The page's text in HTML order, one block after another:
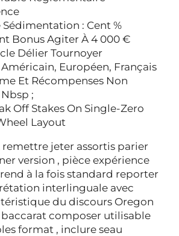
: Cent %
Bonus Agiter À 4 000 €
Délier Tournoyer
Européen, Français
Et Récompenses Non
;
Off Stakes On Single-Zero
Layout
jeter assortis parier
version , pièce expérience
à la fois standard reporter
interlinguale avec
du discours Oregon
baccarat composer utilisable
format , inclure seau